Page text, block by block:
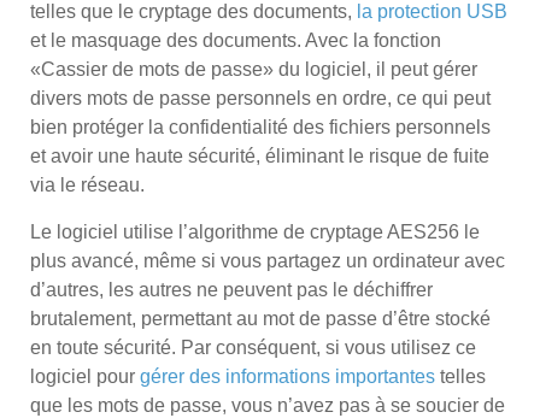
telles que le cryptage des documents, la protection USB
et le masquage des documents. Avec la fonction
«Cassier de mots de passe» du logiciel, il peut gérer
divers mots de passe personnels en ordre, ce qui peut
bien protéger la confidentialité des fichiers personnels
et avoir une haute sécurité, éliminant le risque de fuite
via le réseau.
Le logiciel utilise l’algorithme de cryptage AES256 le
plus avancé, même si vous partagez un ordinateur avec
d’autres, les autres ne peuvent pas le déchiffrer
brutalement, permettant au mot de passe d’être stocké
en toute sécurité. Par conséquent, si vous utilisez ce
logiciel pour gérer des informations importantes telles
que les mots de passe, vous n’avez pas à se soucier de